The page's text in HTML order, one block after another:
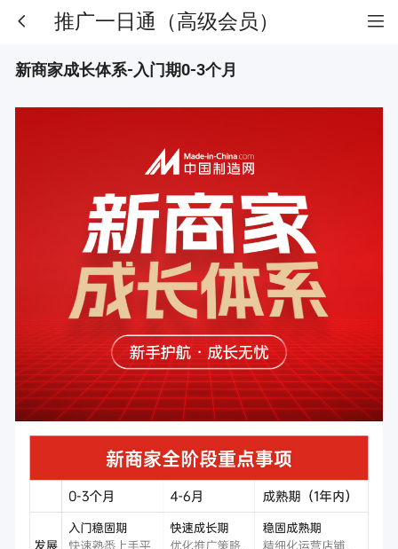
推广一日通（高级会员）
新商家成长体系-入门期0-3个月